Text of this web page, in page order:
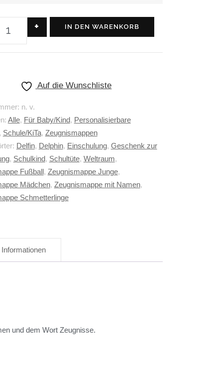
+ IN DEN WARENKORB
Auf die Wunschliste
n. v.
Alle, Für Baby/Kind, Personalisierbare
Schule/KiTa, Zeugnismappen
Delfin, Delphin, Einschulung, Geschenk zur
, Schulkind, Schultüte, Weltraum,
Fußball, Zeugnismappe Junge,
Mädchen, Zeugnismappe mit Namen,
Schmetterlinge
und dem Wort Zeugnisse.